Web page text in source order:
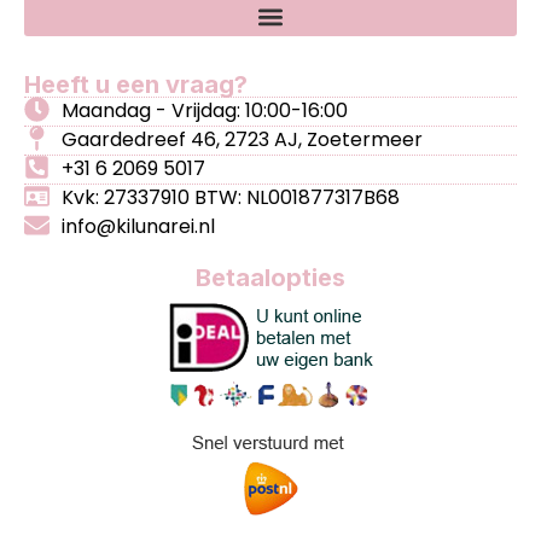
Heeft u een vraag?
Maandag - Vrijdag: 10:00-16:00
Gaardedreef 46, 2723 AJ, Zoetermeer
+31 6 2069 5017
Kvk: 27337910 BTW: NL001877317B68
info@kilunarei.nl
Betaalopties